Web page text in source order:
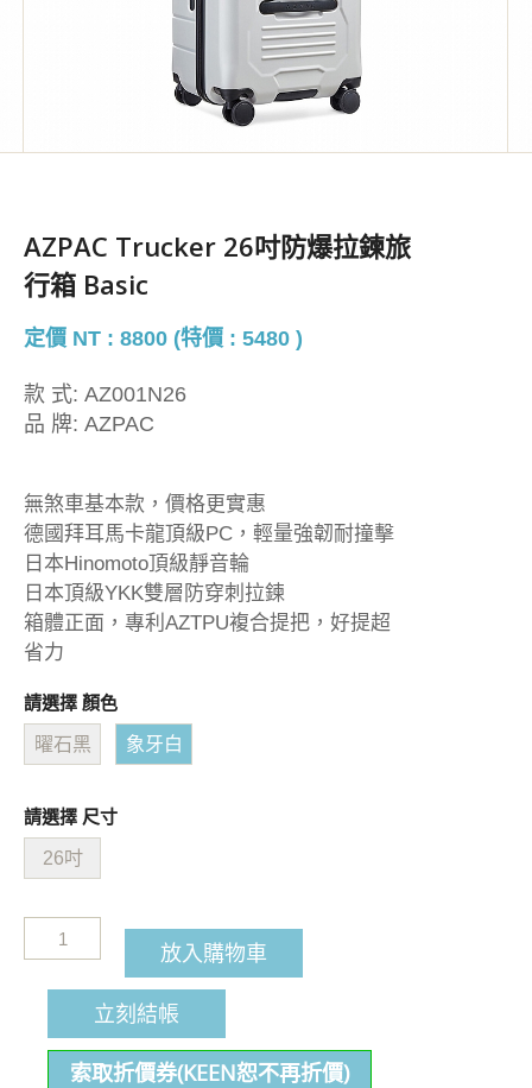
AZPAC Trucker 26吋防爆拉鍊旅
行箱 Basic
定價 NT : 8800 (特價 : 5480 )
款 式: AZ001N26
品 牌: AZPAC
無煞車基本款，價格更實惠
德國拜耳馬卡龍頂級PC，輕量強韌耐撞擊
日本Hinomoto頂級靜音輪
日本頂級YKK雙層防穿刺拉鍊
箱體正面，專利AZTPU複合提把，好提超
省力
請選擇 顏色
曜石黑 象牙白
請選擇 尺寸
26吋
放入購物車
立刻結帳
索取折價券(KEEN恕不再折價)